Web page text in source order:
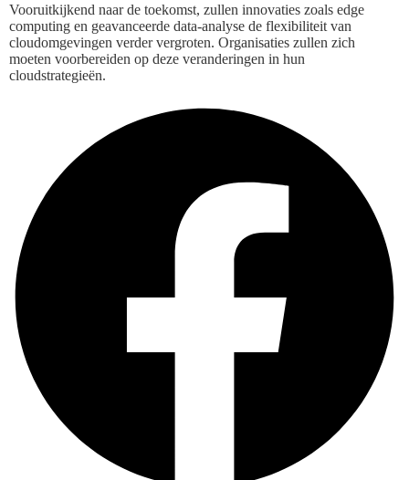
Vooruitkijkend naar de toekomst, zullen innovaties zoals edge
computing en geavanceerde data-analyse de flexibiliteit van
cloudomgevingen verder vergroten. Organisaties zullen zich
moeten voorbereiden op deze veranderingen in hun
cloudstrategieën.